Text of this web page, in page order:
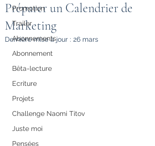
Promotion
Trailer
Abonnements
Abonnement
Bêta-lecture
Ecriture
Projets
Challenge Naomi Titov
Juste moi
Pensées
Préparer un Calendrier de
Marketing
Dernière mise à jour : 26 mars